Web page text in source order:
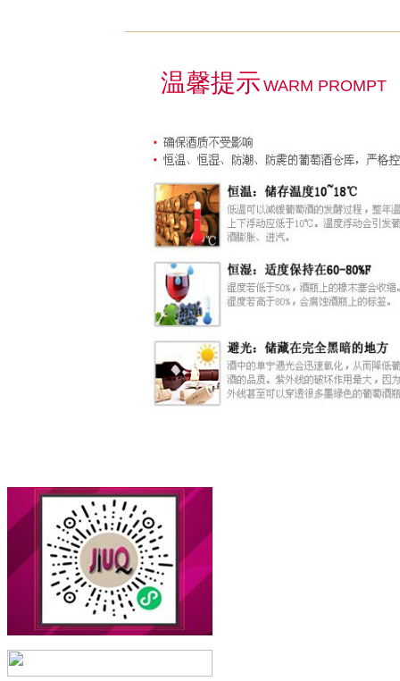
温馨提示 WARM PROMPT